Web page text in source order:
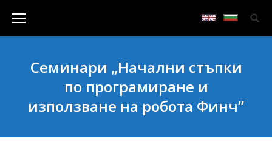
Семинари „Начални стъпки
по програмиране и
използване на робота Финч”